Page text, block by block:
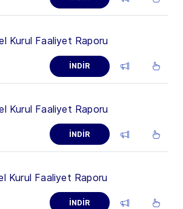
Kurul Faaliyet Raporu
İNDİR
Kurul Faaliyet Raporu
İNDİR
Kurul Faaliyet Raporu
İNDİR